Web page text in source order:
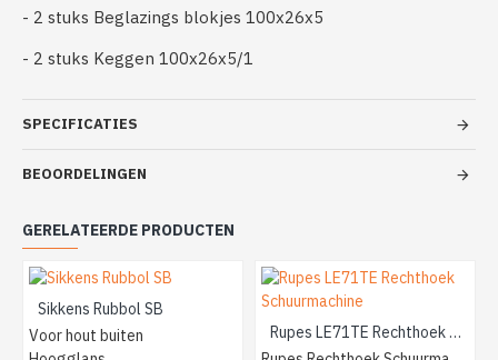
- 2 stuks Beglazings blokjes 100x26x5
- 2 stuks Keggen 100x26x5/1
SPECIFICATIES
BEOORDELINGEN
GERELATEERDE PRODUCTEN
Sikkens Rubbol SB
Voor hout buiten
Rupes LE71TE Rechthoek Schuurmachine